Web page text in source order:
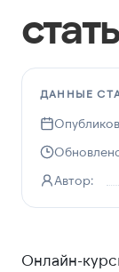
ДАННЫЕ
Автор:
Онлайн-